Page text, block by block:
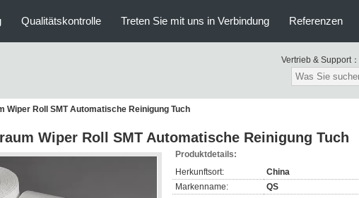
Qualitätskontrolle Treten Sie mit uns in Verbindung Referenzen
Vertrieb & Support：
Wiper Roll SMT Automatische Reinigung Tuch
Wiper Roll SMT Automatische Reinigung Tuch
Produktdetails:
Herkunftsort:
China
Markenname:
QS